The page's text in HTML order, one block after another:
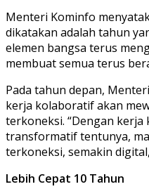
Menteri Kominfo
dikatakan adalah tahun
elemen bangsa terus
membuat semua terus
Pada tahun depan,
kerja kolaboratif akan
terkoneksi. “Dengan
transformatif tentunya,
terkoneksi, semakin
Lebih Cepat 10 Tahun